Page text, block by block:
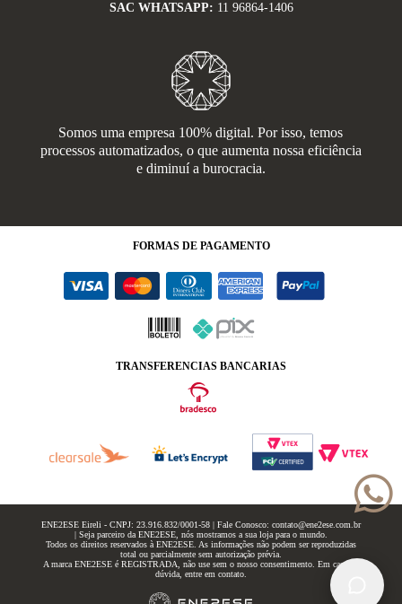
SAC WHATSAPP: 11 96864-1406
Somos uma empresa 100% digital. Por isso, temos
processos automatizados, o que aumenta nossa eficiência
e diminuí a burocracia.
FORMAS DE PAGAMENTO
TRANSFERENCIAS BANCARIAS
ENE2ESE Eireli - CNPJ: 23.916.832/0001-58 | Fale Conosco: contato@ene2ese.com.br
| Seja parceiro da ENE2ESE, nós mostramos a sua loja para o mundo.
Todos os direitos reservados à ENE2ESE. As informações não podem ser reproduzidas
total ou parcialmente sem autorização prévia.
A marca ENE2ESE é REGISTRADA, não use sem o nosso consentimento. Em caso de
dúvida, entre em contato.